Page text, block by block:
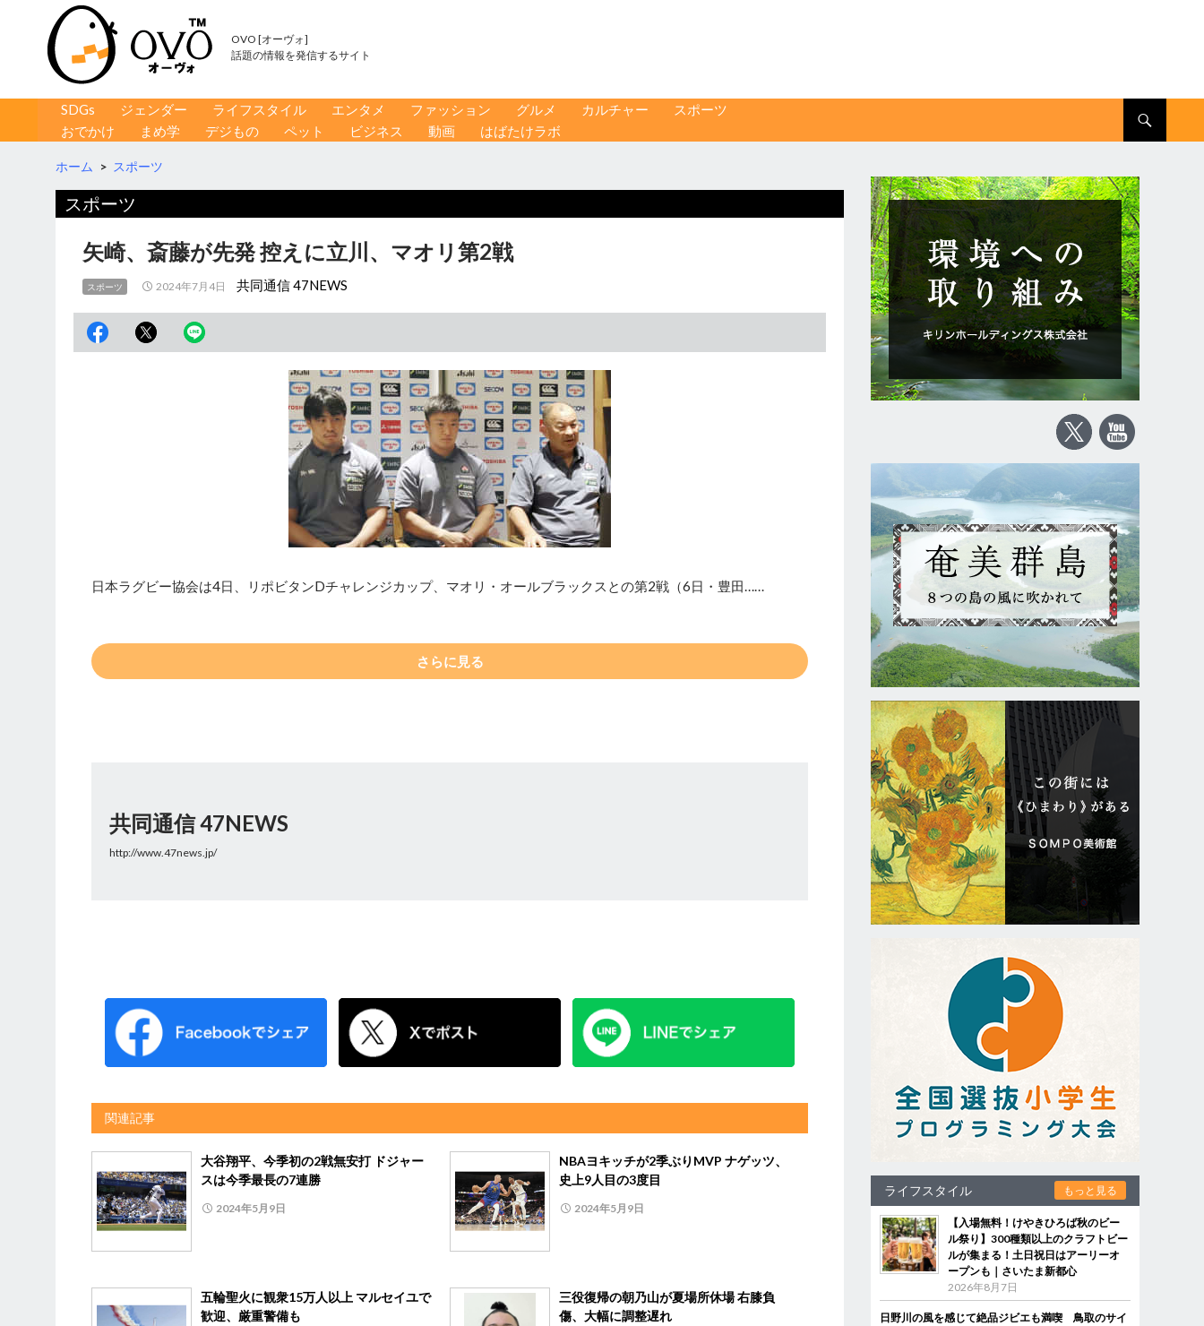
OVO [オーヴォ]
話題の情報を発信するサイト
コンテンツへ移動
SDGs ジェンダー ライフスタイル エンタメ ファッション グルメ カルチャー
スポーツ
おでかけ
まめ学 デジもの ペット ビジネス 動画 はばたけラボ
ホーム > スポーツ
スポーツ
矢崎、斎藤が先発 控えに立川、マオリ第2戦
スポーツ 2024年7月4日 共同通信 47NEWS
日本ラグビー協会は4日、リポビタンDチャレンジカップ、マオリ・オールブラックスとの第2戦（6日・豊田……
さらに見る
共同通信 47NEWS
http://www.47news.jp/
関連記事
大谷翔平、今季初の2戦無安打 ドジャー
スは今季最長の7連勝
2024年5月9日
NBAヨキッチが2季ぶりMVP ナゲッツ、
史上9人目の3度目
2024年5月9日
五輪聖火に観衆15万人以上 マルセイユで
歓迎、厳重警備も
三役復帰の朝乃山が夏場所休場 右膝負
傷、大幅に調整遅れ
ライフスタイル もっと見る
【入場無料！けやきひろば秋のビー
ル祭り】300種類以上のクラフトビー
ルが集まる！土日祝日はアーリーオ
ープンも｜さいたま新都心
2026年8月7日
日野川の風を感じて絶品ジビエも満喫 鳥取のサイ